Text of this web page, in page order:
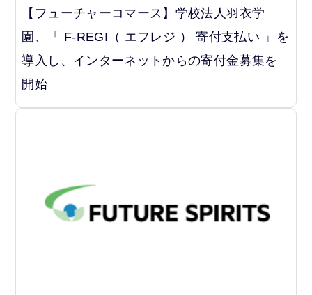
【フューチャーコマース】学校法人羽衣学
園、「 F-REGI（ エフレジ ） 寄付支払い 」を
導入し、インターネットからの寄付金募集を
開始